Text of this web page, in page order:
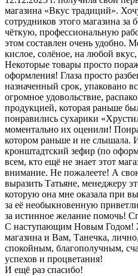
магазина «Вкус традиций».
сотрудников этого магазина за
чёткую, профессиональную
этом составлен очень удобно.
кислое, солёное, на любой
Некоторые товары просто
оформления! Глаза просто
назначенный срок, упаковано
огромное удовольствие,
продукцией, которая раньше
понравились сухарики
моментально их оценили!
котором раньше и не слышала.
кронштадтский зефир (по
всем, кто ещё не знает этот
внимание. Не пожалеете! А
выразить Татьяне, менеджеру
которую она мне оказала при
за её необыкновенную
за истинное желание помочь!
С наступающим Новым Годом!
магазина и Вам, Танечка,
спокойным, благополучным,
успехов и процветания!
И ещё раз спасибо!